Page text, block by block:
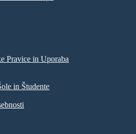
Pravice in Uporaba
in Študente